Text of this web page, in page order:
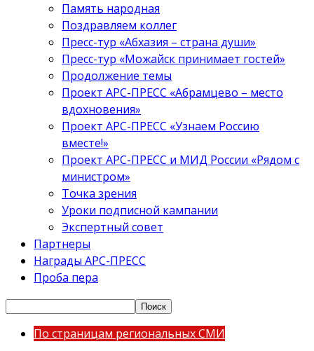
Память народная
Поздравляем коллег
Пресс-тур «Абхазия – страна души»
Пресс-тур «Можайск принимает гостей»
Продолжение темы
Проект АРС-ПРЕСС «Абрамцево – место
вдохновения»
Проект АРС-ПРЕСС «Узнаем Россию
вместе!»
Проект АРС-ПРЕСС и МИД России «Рядом с
министром»
Точка зрения
Уроки подписной кампании
Экспертный совет
Партнеры
Награды АРС-ПРЕСС
Проба пера
По страницам региональных СМИ